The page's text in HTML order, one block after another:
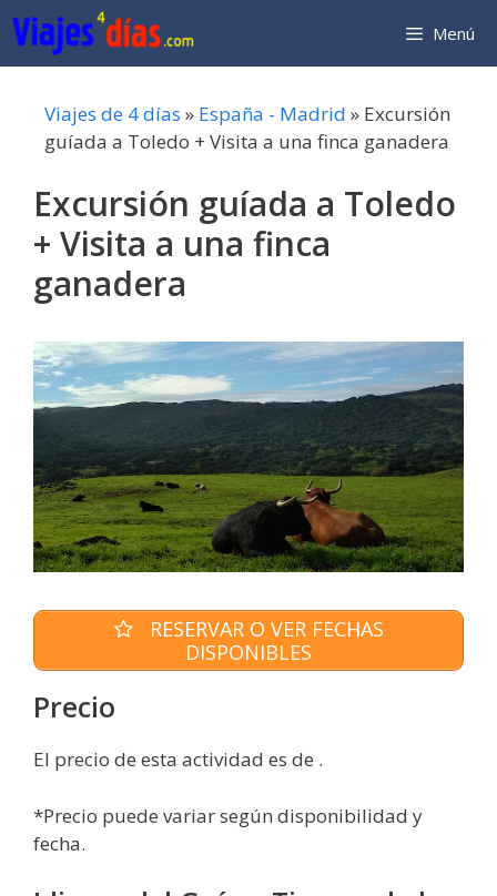
Saltar
al
contenido
Menú
Viajes de 4 días » España - Madrid » Excursión
guíada a Toledo + Visita a una finca ganadera
Excursión guíada a Toledo
+ Visita a una finca
ganadera
RESERVAR O VER FECHAS
DISPONIBLES
Precio
El precio de esta actividad es de .
*Precio puede variar según disponibilidad y
fecha.